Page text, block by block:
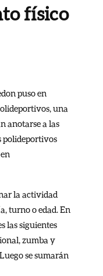
físico
puso en
una
anotarse a las
polideportivos
la actividad
turno o edad. En
las siguientes
zumba y
se sumarán